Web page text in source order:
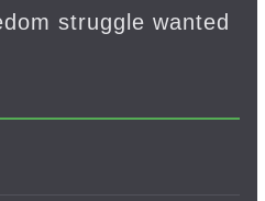
struggle wanted